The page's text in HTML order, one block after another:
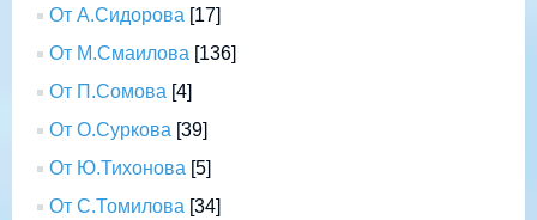
От А.Сидорова [17]
От М.Смаилова [136]
От П.Сомова [4]
От О.Суркова [39]
От Ю.Тихонова [5]
От С.Томилова [34]